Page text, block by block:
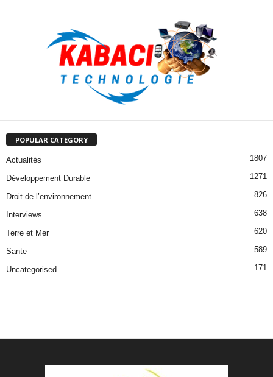
POPULAR CATEGORY
Actualités 1807
Développement Durable 1271
Droit de l’environnement 826
Interviews 638
Terre et Mer 620
Sante 589
Uncategorised 171